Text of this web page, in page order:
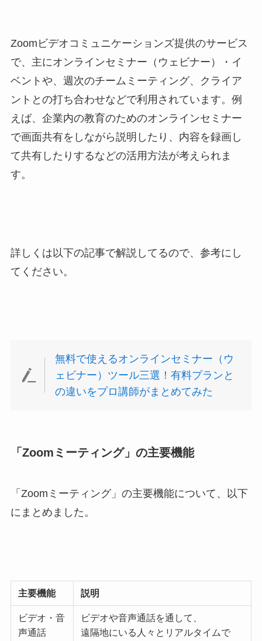
Zoomビデオコミュニケーションズ提供のサービス
で、主にオンラインセミナー（ウェビナー）・イ
ベントや、週次のチームミーティング、クライア
ントとの打ち合わせなどで利用されています。例
えば、企業内の教育のためのオンラインセミナー
で画面共有をしながら説明したり、内容を録画し
て共有したりするなどの活用方法が考えられま
す。
詳しくは以下の記事で解説してるので、参考にし
てください。
無料で使えるオンラインセミナー（ウ
ェビナー）ツール三選！有料プランと
の違いをプロ講師がまとめてみた
「Zoomミーティング」の主要機能
「Zoomミーティング」の主要機能について、以下
にまとめました。
主要機能 説明
ビデオ・音
声通話
ビデオや音声通話を通して、
遠隔地にいる人々とリアルタイムで